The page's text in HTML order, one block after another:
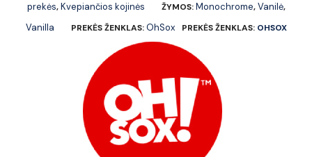
prekės,Kvepiančios kojinės ŽYMOS:Monochrome,Vanilė,
Vanilla PREKĖS ŽENKLAS:OhSox PREKĖS ŽENKLAS: OHSOX